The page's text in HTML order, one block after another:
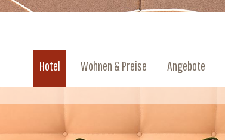
Hotel Wohnen & Preise Angebote